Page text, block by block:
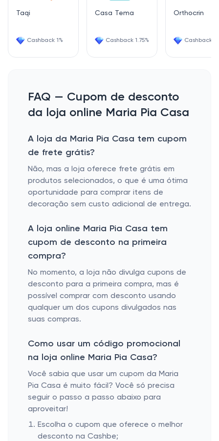
Taqi
Cashback 1%
Casa Tema
Cashback 1.75%
Orthocrin
Cashback
FAQ — Cupom de desconto
da loja online Maria Pia Casa
A loja da Maria Pia Casa tem cupom
de frete grátis?
Não, mas a loja oferece frete grátis em
produtos selecionados, o que é uma ótima
oportunidade para comprar itens de
decoração sem custo adicional de entrega.
A loja online Maria Pia Casa tem
cupom de desconto na primeira
compra?
No momento, a loja não divulga cupons de
desconto para a primeira compra, mas é
possível comprar com desconto usando
qualquer um dos cupons divulgados nas
suas compras.
Como usar um código promocional
na loja online Maria Pia Casa?
Você sabia que usar um cupom da Maria
Pia Casa é muito fácil? Você só precisa
seguir o passo a passo abaixo para
aproveitar!
Escolha o cupom que oferece o melhor
desconto na Cashbe;